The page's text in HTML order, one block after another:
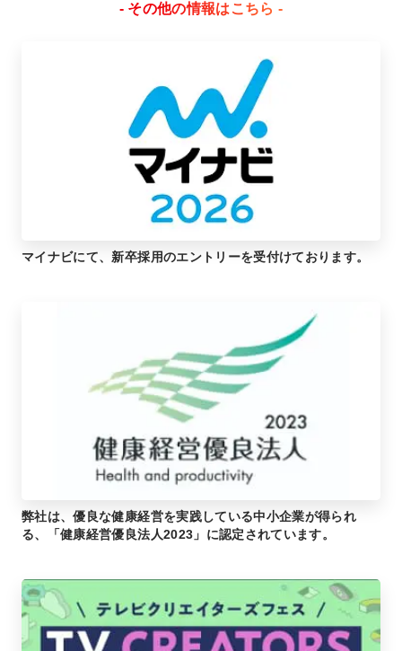
- その他の情報はこちら -
マイナビにて、新卒採用のエントリーを受付けております。
弊社は、優良な健康経営を実践している中小企業が得られ
る、「健康経営優良法人2023」に認定されています。